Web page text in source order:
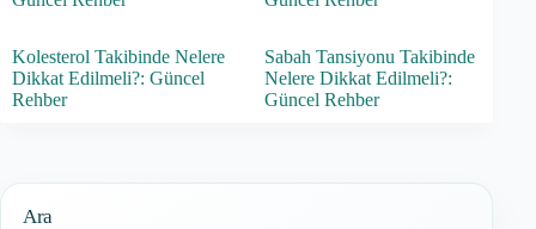
Kolesterol Takibinde Nelere
Dikkat Edilmeli?: Güncel
Rehber
Sabah Tansiyonu Takibinde
Nelere Dikkat Edilmeli?:
Güncel Rehber
Ara